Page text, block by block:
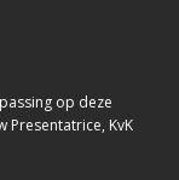
op deze
Presentatrice, KvK